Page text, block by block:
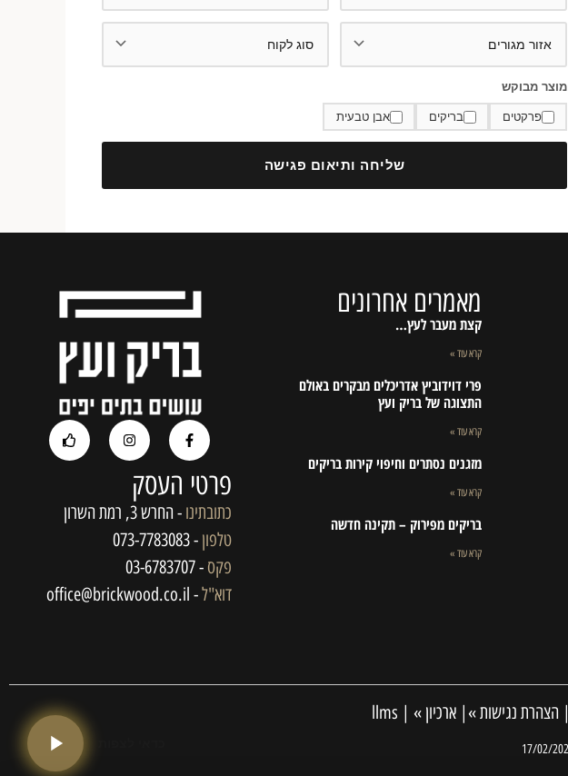
מוצר מבוקש
פרקטים בריקים אבן טבעית
שליחה ותיאום פגישה
מאמרים אחרונים
קצת מעבר לעץ…
קרא עוד »
פרי דוידוביץ אדריכלים מבקרים באולם
התצוגה של בריק ועץ
קרא עוד »
מזגנים נסתרים וחיפוי קירות בריקים
קרא עוד »
בריקים מפירוק – תקינה חדשה
קרא עוד »
פרטי העסק
כתובתינו - החרש 3, רמת השרון
טלפון - 073-7783083
פקס - 03-6783707
דוא"ל- office@brickwood.co.il
| הצהרת נגישות »|ארכיון » |
llms